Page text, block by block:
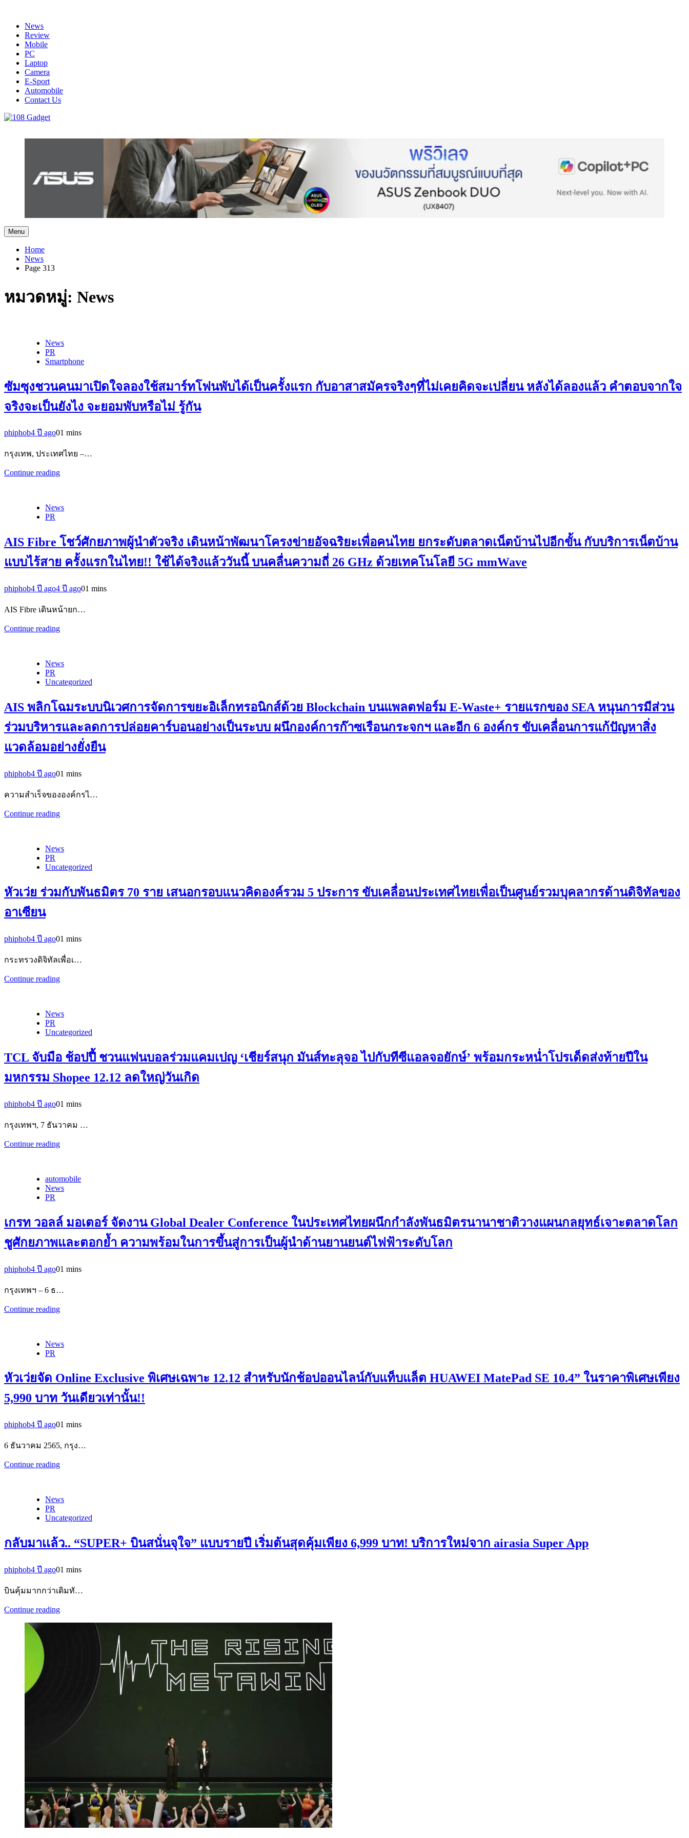
contentNews
Review
Mobile
PC
Laptop
Camera
E-Sport
Automobile
Contact Us
รวบรวมเรื่องราว Gadget IT ,Laptop, Smartphone , ยานยนต์
Menu
Home
News
Page 313
หมวดหมู่: News
News
PR
Smartphone
ซัมซุงชวนคนมาเปิดใจลองใช้สมาร์ทโฟนพับได้เป็นครั้งแรก กับอาสาสมัครจริงๆที่ไม่เคยคิดจะเปลี่ยน หลังได้ลองแล้ว คำตอบจากใจ
จริงจะเป็นยังไง จะยอมพับหรือไม่ รู้กัน
phiphob4 ปี ago01 mins
กรุงเทพ, ประเทศไทย –…
Continue reading
News
PR
AIS Fibre โชว์ศักยภาพผู้นำตัวจริง เดินหน้าพัฒนาโครงข่ายอัจฉริยะเพื่อคนไทย ยกระดับตลาดเน็ตบ้านไปอีกขั้น กับบริการเน็ตบ้าน
แบบไร้สาย ครั้งแรกในไทย!! ใช้ได้จริงแล้ววันนี้ บนคลื่นความถี่ 26 GHz ด้วยเทคโนโลยี 5G mmWave
phiphob4 ปี ago4 ปี ago01 mins
AIS Fibre เดินหน้ายก…
Continue reading
News
PR
Uncategorized
AIS พลิกโฉมระบบนิเวศการจัดการขยะอิเล็กทรอนิกส์ด้วย Blockchain บนแพลตฟอร์ม E-Waste+ รายแรกของ SEA หนุนการมีส่วน
ร่วมบริหารและลดการปล่อยคาร์บอนอย่างเป็นระบบ ผนึกองค์การก๊าซเรือนกระจกฯ และอีก 6 องค์กร ขับเคลื่อนการแก้ปัญหาสิ่ง
แวดล้อมอย่างยั่งยืน
phiphob4 ปี ago01 mins
ความสำเร็จขององค์กรไ…
Continue reading
News
PR
Uncategorized
หัวเว่ย ร่วมกับพันธมิตร 70 ราย เสนอกรอบแนวคิดองค์รวม 5 ประการ ขับเคลื่อนประเทศไทยเพื่อเป็นศูนย์รวมบุคลากรด้านดิจิทัลของ
อาเซียน
phiphob4 ปี ago01 mins
กระทรวงดิจิทัลเพื่อเ…
Continue reading
News
PR
Uncategorized
TCL จับมือ ช้อปปี้ ชวนแฟนบอลร่วมแคมเปญ ‘เชียร์สนุก มันส์ทะลุจอ ไปกับทีซีแอลจอยักษ์’ พร้อมกระหน่ำโปรเด็ดส่งท้ายปีใน
มหกรรม Shopee 12.12 ลดใหญ่วันเกิด
phiphob4 ปี ago01 mins
กรุงเทพฯ, 7 ธันวาคม …
Continue reading
automobile
News
PR
เกรท วอลล์ มอเตอร์ จัดงาน Global Dealer Conference ในประเทศไทยผนึกกำลังพันธมิตรนานาชาติวางแผนกลยุทธ์เจาะตลาดโลก
ชูศักยภาพและตอกย้ำ ความพร้อมในการขึ้นสู่การเป็นผู้นำด้านยานยนต์ไฟฟ้าระดับโลก
phiphob4 ปี ago01 mins
กรุงเทพฯ – 6 ธ…
Continue reading
News
PR
หัวเว่ยจัด Online Exclusive พิเศษเฉพาะ 12.12 สำหรับนักช้อปออนไลน์กับแท็บแล็ต HUAWEI MatePad SE 10.4” ในราคาพิเศษเพียง
5,990 บาท วันเดียวเท่านั้น!!
phiphob4 ปี ago01 mins
6 ธันวาคม 2565, กรุง…
Continue reading
News
PR
Uncategorized
กลับมาเเล้ว.. “SUPER+ บินสนั่นจุใจ” แบบรายปี เริ่มต้นสุดคุ้มเพียง 6,999 บาท! บริการใหม่จาก airasia Super App
phiphob4 ปี ago01 mins
บินคุ้มมากกว่าเดิมทั…
Continue reading